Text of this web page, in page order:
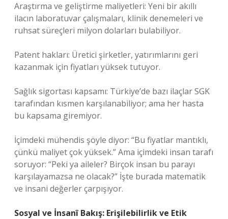
Araştırma ve geliştirme maliyetleri: Yeni bir akıllı
ilacın laboratuvar çalışmaları, klinik denemeleri ve
ruhsat süreçleri milyon dolarları bulabiliyor.
Patent hakları: Üretici şirketler, yatırımlarını geri
kazanmak için fiyatları yüksek tutuyor.
Sağlık sigortası kapsamı: Türkiye’de bazı ilaçlar SGK
tarafından kısmen karşılanabiliyor; ama her hasta
bu kapsama giremiyor.
İçimdeki mühendis şöyle diyor: “Bu fiyatlar mantıklı,
çünkü maliyet çok yüksek.” Ama içimdeki insan tarafı
soruyor: “Peki ya aileler? Birçok insan bu parayı
karşılayamazsa ne olacak?” İşte burada matematik
ve insani değerler çarpışıyor.
Sosyal ve İnsanî Bakış: Erişilebilirlik ve Etik